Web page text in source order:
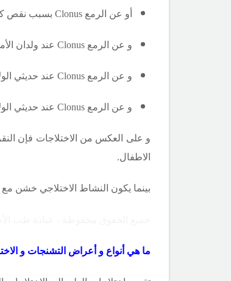
أو عن الرمع Clonus بسبب نقص
و عن الرمع Clonus عند ولدان
و عن الرمع Clonus عند حديثي
و عن الرمع Clonus عند حديثي
و على العكس من الاختلاجات فإن
الاطفال.
بينما يكون النشاط الاختلاجي خشن
ما هي أنواع و أعراض التشنجات و